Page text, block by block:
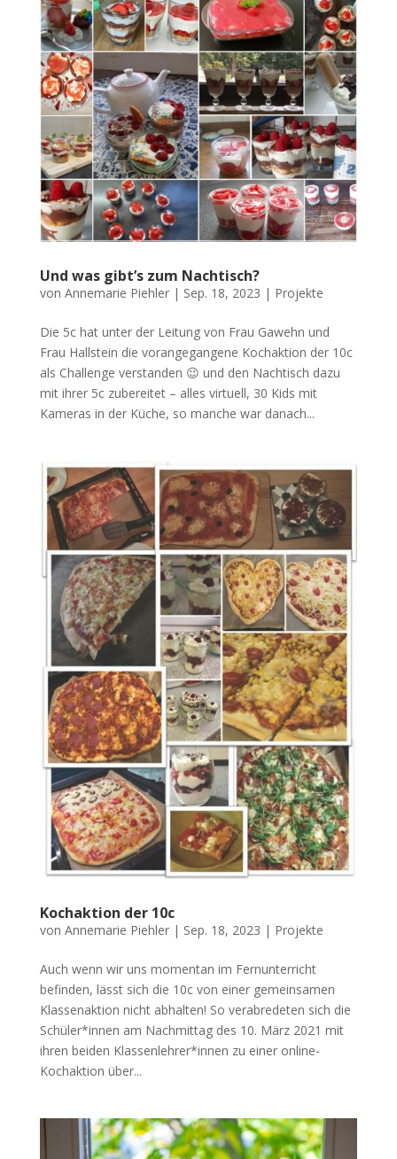
Und was gibt’s zum Nachtisch?
von Annemarie Piehler| Sep. 18, 2023 | Projekte
Die 5c hat unter der Leitung von Frau Gawehn und
Frau Hallstein die vorangegangene Kochaktion der 10c
als Challenge verstanden 😉 und den Nachtisch dazu
mit ihrer 5c zubereitet – alles virtuell, 30 Kids mit
Kameras in der Küche, so manche war danach...
Kochaktion der 10c
von Annemarie Piehler| Sep. 18, 2023 | Projekte
Auch wenn wir uns momentan im Fernunterricht
befinden, lässt sich die 10c von einer gemeinsamen
Klassenaktion nicht abhalten! So verabredeten sich die
Schüler*innen am Nachmittag des 10. März 2021 mit
ihren beiden Klassenlehrer*innen zu einer online-
Kochaktion über...